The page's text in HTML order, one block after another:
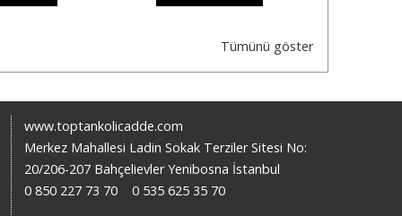
Tümünü göster
www.toptankolicadde.com
Merkez Mahallesi Ladin Sokak Terziler Sitesi No:
20/206-207 Bahçelievler Yenibosna İstanbul
0 850 227 73 70
0 535 625 35 70